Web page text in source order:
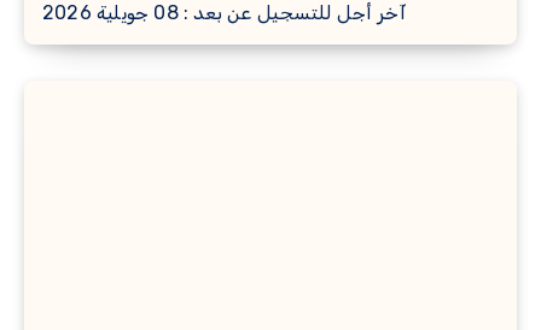
آخر أجل للتسجيل عن بعد : 08 جويلية 2026